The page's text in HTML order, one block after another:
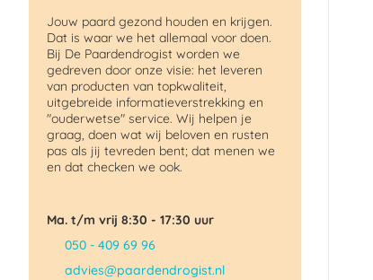
Jouw paard gezond houden en krijgen.
Dat is waar we het allemaal voor doen.
Bij De Paardendrogist worden we
gedreven door onze visie: het leveren
van producten van topkwaliteit,
uitgebreide informatieverstrekking en
"ouderwetse" service. Wij helpen je
graag, doen wat wij beloven en rusten
pas als jij tevreden bent; dat menen we
en dat checken we ook.
Ma. t/m vrij 8:30 - 17:30 uur
050 - 409 69 96
advies@paardendrogist.nl